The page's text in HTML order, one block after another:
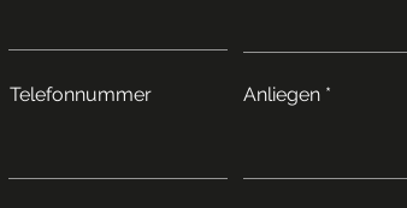
Telefonnummer Anliegen